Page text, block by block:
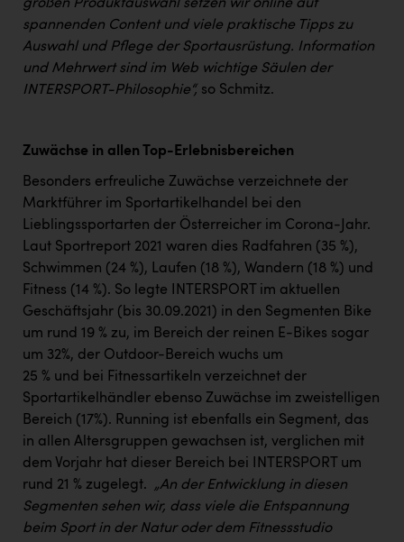
großen Produktauswahl setzen wir online auf
spannenden Content und viele praktische Tipps zu
Auswahl und Pflege der Sportausrüstung. Information
und Mehrwert sind im Web wichtige Säulen der
INTERSPORT-Philosophie“, so Schmitz.
Zuwächse in allen Top-Erlebnisbereichen
Besonders erfreuliche Zuwächse verzeichnete der
Marktführer im Sportartikelhandel bei den
Lieblingssportarten der Österreicher im Corona-Jahr.
Laut Sportreport 2021 waren dies Radfahren (35 %),
Schwimmen (24 %), Laufen (18 %), Wandern (18 %) und
Fitness (14 %). So legte INTERSPORT im aktuellen
Geschäftsjahr (bis 30.09.2021) in den Segmenten Bike
um rund 19 % zu, im Bereich der reinen E-Bikes sogar
um 32%, der Outdoor-Bereich wuchs um
25 % und bei Fitnessartikeln verzeichnet der
Sportartikelhändler ebenso Zuwächse im zweistelligen
Bereich (17%). Running ist ebenfalls ein Segment, das
in allen Altersgruppen gewachsen ist, verglichen mit
dem Vorjahr hat dieser Bereich bei INTERSPORT um
rund 21 % zugelegt. „An der Entwicklung in diesen
Segmenten sehen wir, dass viele die Entspannung
beim Sport in der Natur oder dem Fitnessstudio